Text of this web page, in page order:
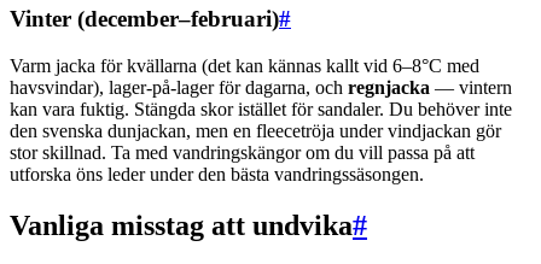
Vinter (december–februari)#
Varm jacka för kvällarna (det kan kännas kallt vid 6–8°C med
havsvindar), lager-på-lager för dagarna, och regnjacka — vintern
kan vara fuktig. Stängda skor istället för sandaler. Du behöver inte
den svenska dunjackan, men en fleecetröja under vindjackan gör
stor skillnad. Ta med vandringskängor om du vill passa på att
utforska öns leder under den bästa vandringssäsongen.
Vanliga misstag att undvika#